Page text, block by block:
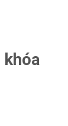
khóa